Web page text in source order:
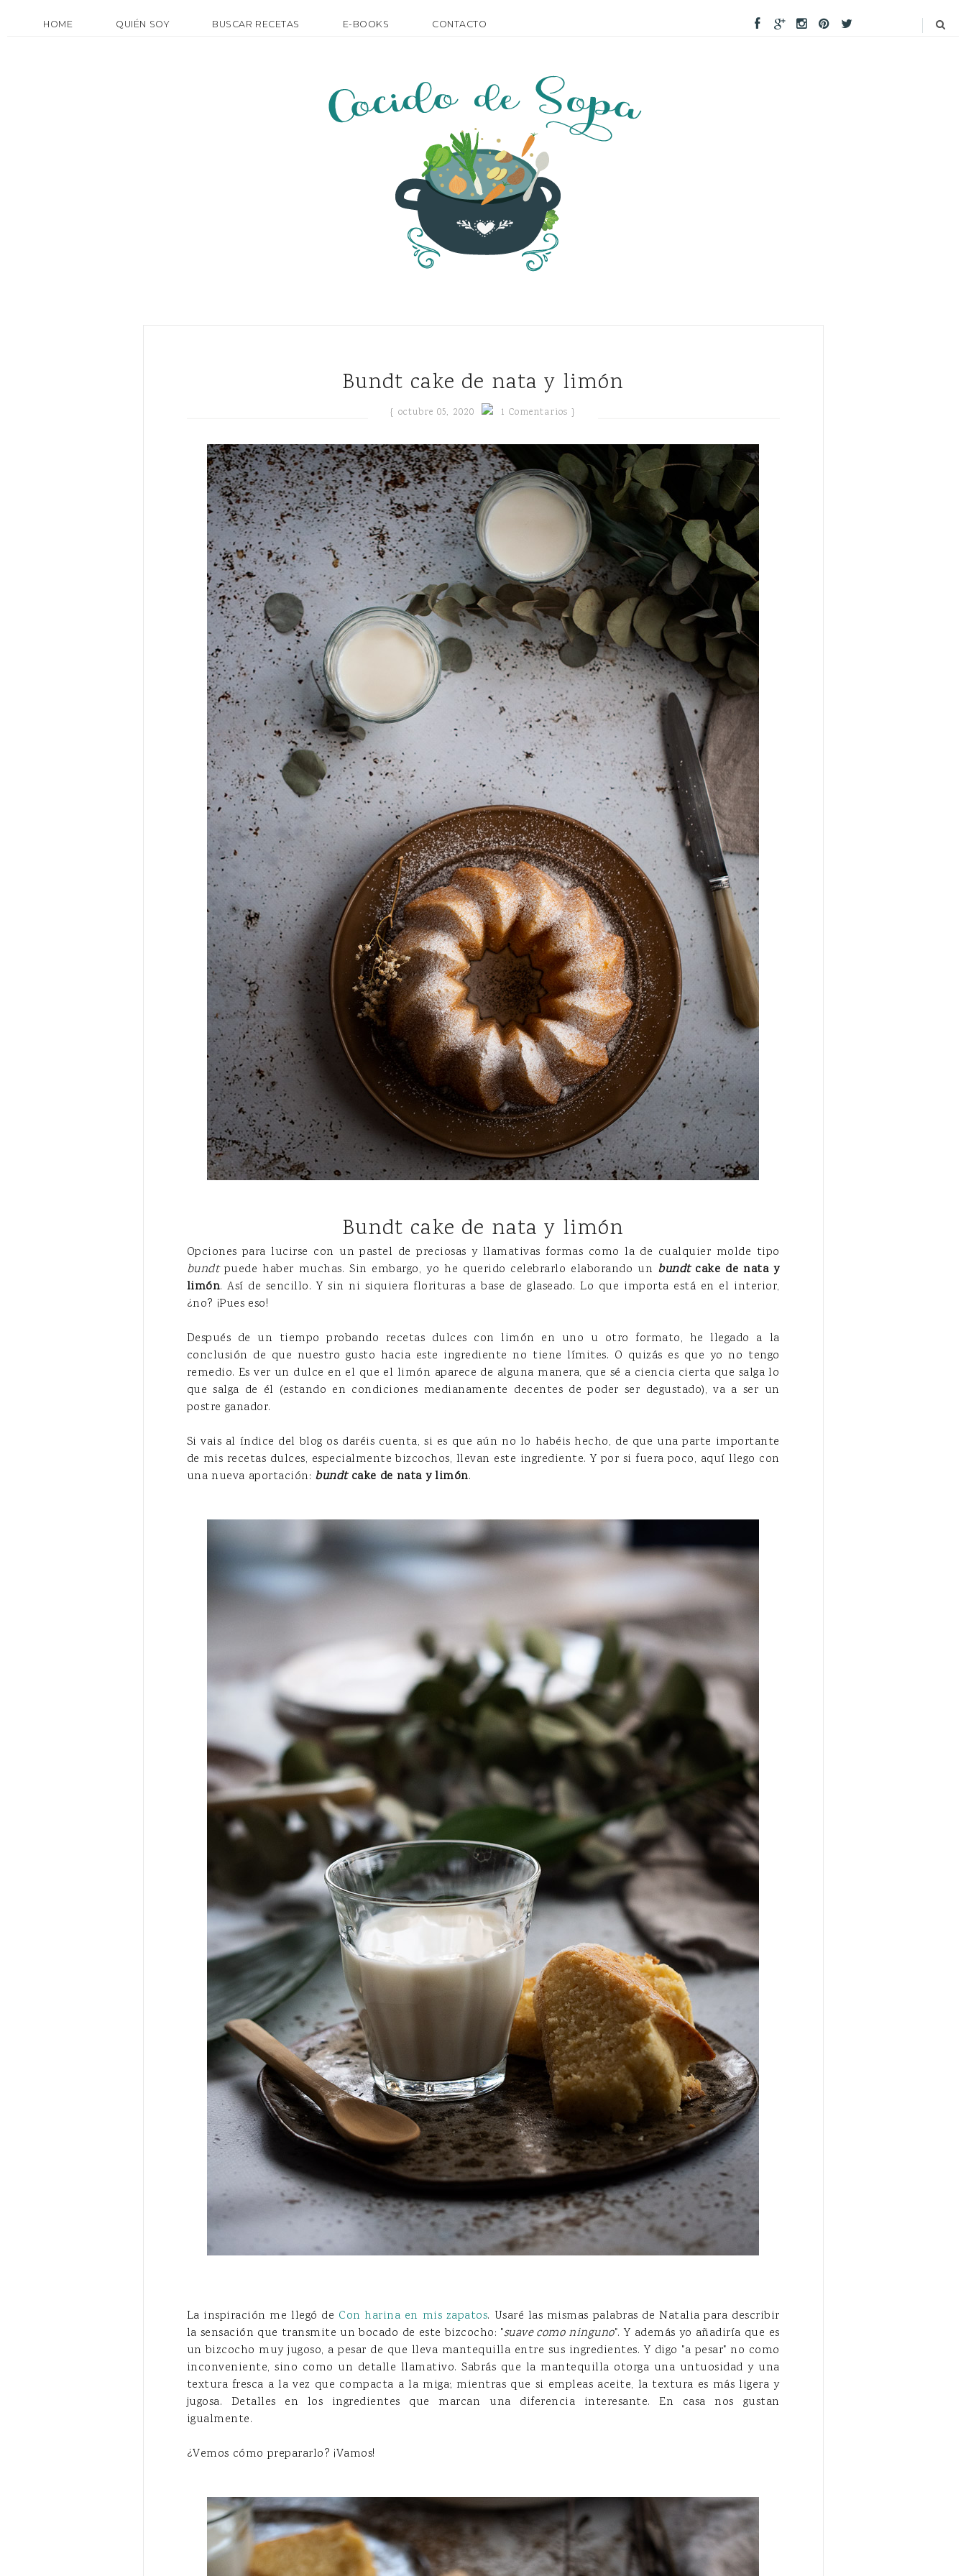
HOME QUIÉN SOY BUSCAR RECETAS E-BOOKS CONTACTO
Bundt cake de nata y limón
{ octubre 05, 2020 1 Comentarios }
Bundt cake de nata y limón
Opciones para lucirse con un pastel de preciosas y llamativas formas como la de cualquier molde tipo
bundtpuede haber muchas. Sin embargo, yo he querido celebrarlo elaborando un bundtcake de nata y
limón. Así de sencillo. Y sin ni siquiera florituras a base de glaseado. Lo que importa está en el interior,
¿no? ¡Pues eso!
Después de un tiempo probando recetas dulces con limón en uno u otro formato, he llegado a la
conclusión de que nuestro gusto hacia este ingrediente no tiene límites. O quizás es que yo no tengo
remedio. Es ver un dulce en el que el limón aparece de alguna manera, que sé a ciencia cierta que salga lo
que salga de él (estando en condiciones medianamente decentes de poder ser degustado), va a ser un
postre ganador.
Si vais al índice del blog os daréis cuenta, si es que aún no lo habéis hecho, de que una parte importante
de mis recetas dulces, especialmente bizcochos, llevan este ingrediente. Y por si fuera poco, aquí llego con
una nueva aportación: bundtcake de nata y limón.
La inspiración me llegó de Con harina en mis zapatos. Usaré las mismas palabras de Natalia para describir
la sensación que transmite un bocado de este bizcocho: "suave como ninguno". Y además yo añadiría que es
un bizcocho muy jugoso, a pesar de que lleva mantequilla entre sus ingredientes. Y digo "a pesar" no como
inconveniente, sino como un detalle llamativo. Sabrás que la mantequilla otorga una untuosidad y una
textura fresca a la vez que compacta a la miga; mientras que si empleas aceite, la textura es más ligera y
jugosa. Detalles en los ingredientes que marcan una diferencia interesante. En casa nos gustan
igualmente.
¿Vemos cómo prepararlo? ¡Vamos!